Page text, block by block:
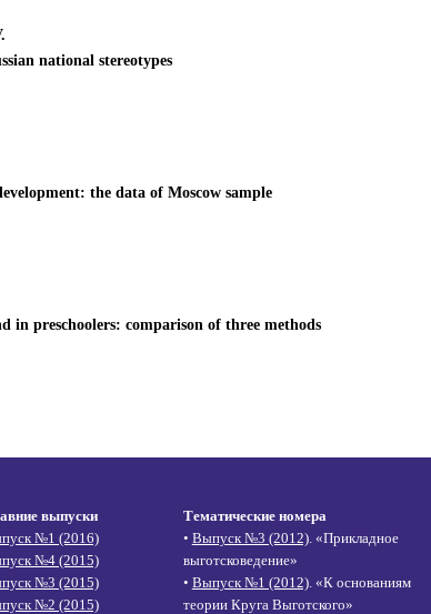
national stereotypes
the data of Moscow sample
preschoolers: comparison of three methods
выпуски
№1 (2016)
№4 (2015)
№3 (2015)
№2 (2015)
Тематические номера
• Выпуск №3 (2012). «Прикладное
выготсковедение»
• Выпуск №1 (2012). «К основаниям
теории Круга Выготского»